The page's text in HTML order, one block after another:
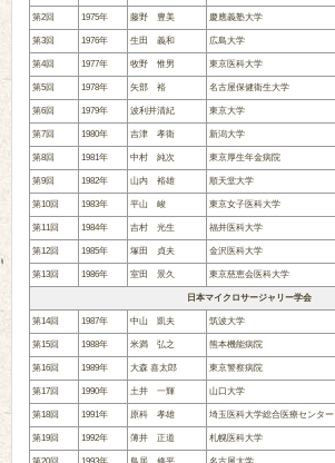
第2回 1975年 藤野 豊美 慶應義塾大学
第3回 1976年 生田 義和 広島大学
第4回 1977年 牧野 惟男 東京医科大学
第5回 1978年 矢部 裕 名古屋保健衛生大学
第6回 1979年 波利井清紀 東京大学
第7回 1980年 吉津 孝衛 新潟大学
第8回 1981年 中村 純次 東京厚生年金病院
第9回 1982年 山内 裕雄 順天堂大学
第10回 1983年 平山 峻 東京女子医科大学
第11回 1984年 吉村 光生 福井医科大学
第12回 1985年 塚田 貞夫 金沢医科大学
第13回 1986年 室田 景久 東京慈恵会医科大学
日本マイクロサージャリー学会
第14回 1987年 中山 凱夫 筑波大学
第15回 1988年 米満 弘之 熊本機能病院
第16回 1989年 大森 喜太郎 東京警察病院
第17回 1990年 土井 一輝 山口大学
第18回 1991年 原科 孝雄 埼玉医科大学総合医療センター
第19回 1992年 薄井 正道 札幌医科大学